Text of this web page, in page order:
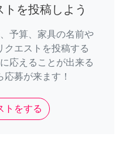
を投稿しよう
予算、家具の名前や
クエストを投稿する
応えることが出来る
募が来ます！
トをする